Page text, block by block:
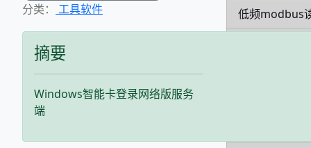
低频modbus
分类： 工具软件
摘要
Windows智能卡登录网络版服务
端